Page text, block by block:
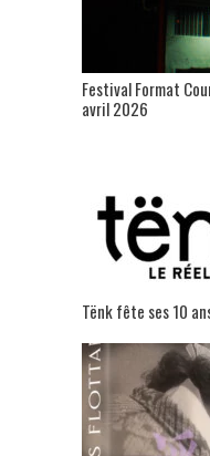
Festival Format
avril 2026
Tënk fête ses 10